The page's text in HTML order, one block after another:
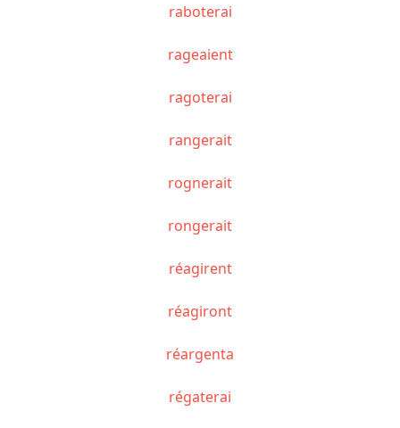
raboterai
rageaient
ragoterai
rangerait
rognerait
rongerait
réagirent
réagiront
réargenta
régaterai